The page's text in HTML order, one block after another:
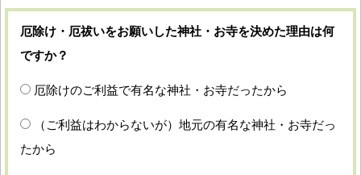
厄除け・厄祓いをお願いした神社・お寺を決めた理由は何
ですか？
厄除けのご利益で有名な神社・お寺だったから
（ご利益はわからないが）地元の有名な神社・お寺だっ
たから